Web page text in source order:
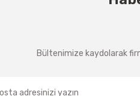
Bültenimize kaydolarak